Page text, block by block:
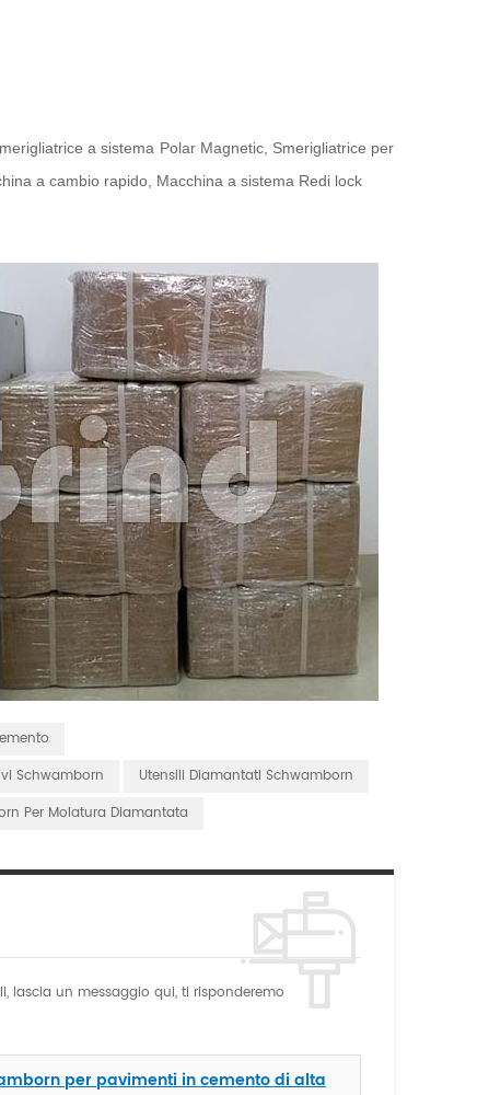
a sistema Polar Magnetic, Smerigliatrice per
a cambio rapido, Macchina a sistema Redi lock
Schwamborn
Utensili Diamantati Schwamborn
Per Molatura Diamantata
lascia un messaggio qui, ti risponderemo
per pavimenti in cemento di alta